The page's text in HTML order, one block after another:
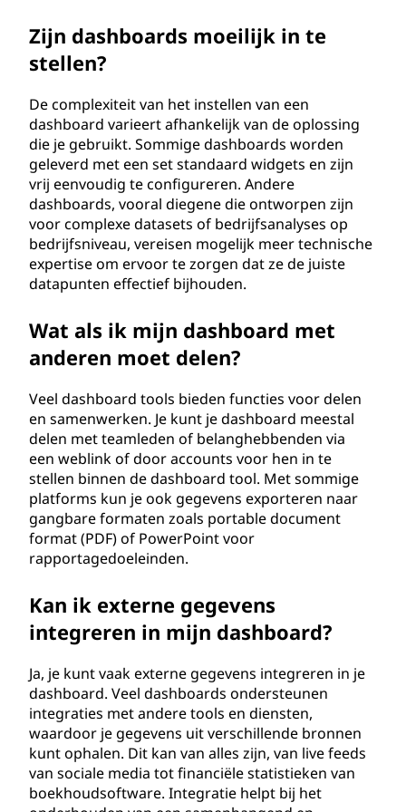
Zijn dashboards moeilijk in te
stellen?
De complexiteit van het instellen van een
dashboard varieert afhankelijk van de oplossing
die je gebruikt. Sommige dashboards worden
geleverd met een set standaard widgets en zijn
vrij eenvoudig te configureren. Andere
dashboards, vooral diegene die ontworpen zijn
voor complexe datasets of bedrijfsanalyses op
bedrijfsniveau, vereisen mogelijk meer technische
expertise om ervoor te zorgen dat ze de juiste
datapunten effectief bijhouden.
Wat als ik mijn dashboard met
anderen moet delen?
Veel dashboard tools bieden functies voor delen
en samenwerken. Je kunt je dashboard meestal
delen met teamleden of belanghebbenden via
een weblink of door accounts voor hen in te
stellen binnen de dashboard tool. Met sommige
platforms kun je ook gegevens exporteren naar
gangbare formaten zoals portable document
format (PDF) of PowerPoint voor
rapportagedoeleinden.
Kan ik externe gegevens
integreren in mijn dashboard?
Ja, je kunt vaak externe gegevens integreren in je
dashboard. Veel dashboards ondersteunen
integraties met andere tools en diensten,
waardoor je gegevens uit verschillende bronnen
kunt ophalen. Dit kan van alles zijn, van live feeds
van sociale media tot financiële statistieken van
boekhoudsoftware. Integratie helpt bij het